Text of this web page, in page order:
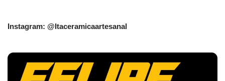
Instagram: @Itaceramicaartesanal